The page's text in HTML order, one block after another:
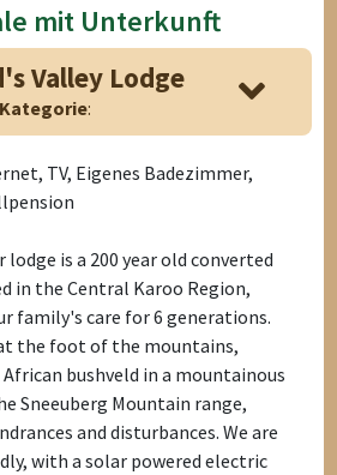
mit Unterkunft
Valley Lodge
Kategorie:
TV, Eigenes Badezimmer,
lodge is a 200 year old converted
in the Central Karoo Region,
family's care for 6 generations.
the foot of the mountains,
bushveld in a mountainous
Sneeuberg Mountain range,
and disturbances. We are
with a solar powered electric